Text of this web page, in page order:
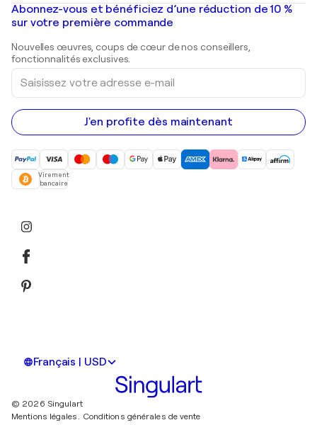
Mr. Brainwash
Shepard Fairey
Peintures de paysage
Estampes
Peintures acryliques
Galeries d'art en France
Galeries d'art en Belgique
Abonnez-vous et bénéficiez d’une réduction de 10 %
sur votre première commande
Nouvelles œuvres, coups de cœur de nos conseillers,
fonctionnalités exclusives.
Saisissez
votre
adresse
e-
mail
J'en profite dès maintenant
Virement
bancaire
Français | USD
© 2026 Singulart
Mentions légales. Conditions générales de vente